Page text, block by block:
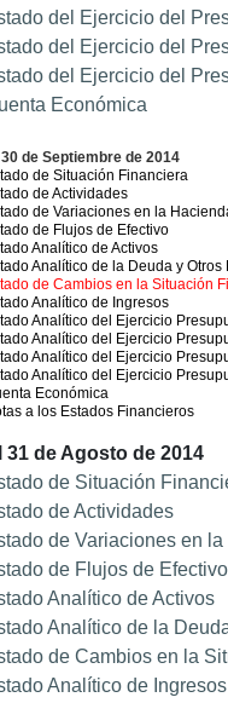
del Ejercicio del
del Ejercicio del
del Ejercicio del
Económica
de Septiembre de 2014
de Situación Financiera
de Actividades
de Variaciones en la
de Flujos de Efectivo
Analítico de Activos
Analítico de la Deuda y Otros
de Cambios en la Situación
Analítico de Ingresos
Analítico del Ejercicio
Analítico del Ejercicio
Analítico del Ejercicio
Analítico del Ejercicio
Económica
a los Estados Financieros
31 de Agosto de 2014
de Situación
de Actividades
de Variaciones en
de Flujos de Efectivo
Analítico de Activos
Analítico de la
de Cambios en la
Analítico de Ingresos